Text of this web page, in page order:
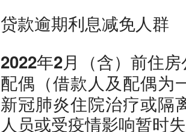
贷款逾期利息减免人群
2022年2月（含）前住
配偶 （借款人及配偶
新冠肺炎住院治疗或隔
人员或受疫情影响暂时